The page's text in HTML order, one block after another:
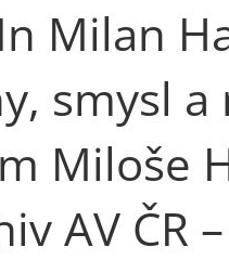
Milan
smysl
Miloše
AV